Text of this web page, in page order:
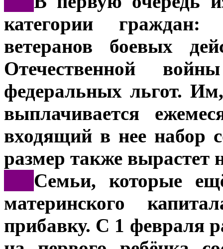
категории
ветеранов боевых
Отечественной
федеральных льгот.
выплачивается
входящий в нее набор
размер также вырастет
Семьи, которые
материнского
прибавку. С 1 февраля